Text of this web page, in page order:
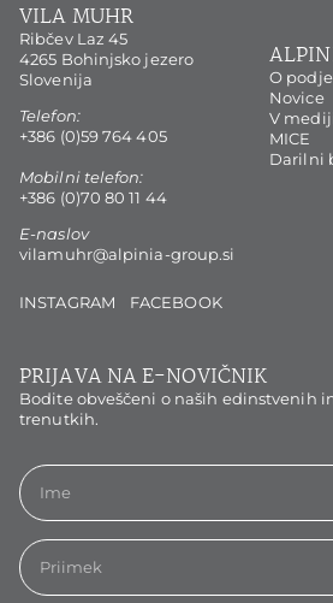
VILA MUHR
Ribčev Laz 45
4265 Bohinjsko jezero
Slovenija
Telefon:
+386 (0)59 764 405
Mobilni telefon:
+386 (0)70 80 11 44
E-naslov
vilamuhr@alpinia-group.si
INSTAGRAM FACEBOOK
O
Novice
V
MICE
Darilni
PRIJAVA NA E-NOVIČNIK
Bodite obveščeni o naših edinstvenih
trenutkih.